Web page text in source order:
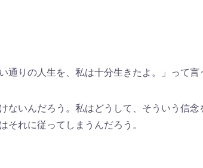
通りの人生を、私は十分生きたよ。」って言
ないんだろう。私はどうして、そういう信念
それに従ってしまうんだろう。